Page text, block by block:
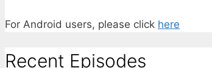
For Android users, please click here
Recent Episodes